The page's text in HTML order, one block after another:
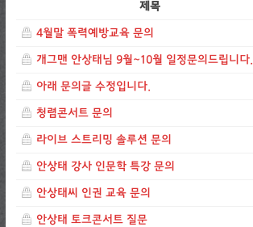
제목
4월말 폭력예방교육 문의
개그맨 안상태님 9월~10월 일정문의드립니다.
아래 문의글 수정입니다.
청렴콘서트 문의
라이브 스트리밍 솔루션 문의
안상태 강사 인문학 특강 문의
안상태씨 인권 교육 문의
안상태 토크콘서트 질문